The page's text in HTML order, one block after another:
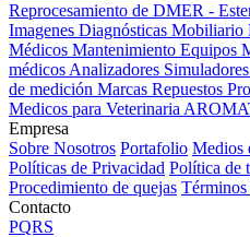
Reprocesamiento de DMER -
Imagenes Diagnósticas Mobiliario
Médicos Mantenimiento Equipos
médicos Analizadores
de medición Marcas Repuestos
Medicos para Veterinaria
Empresa
Sobre Nosotros Portafolio Medios
Políticas de Privacidad Política de
Procedimiento de quejas
Contacto
PQRS